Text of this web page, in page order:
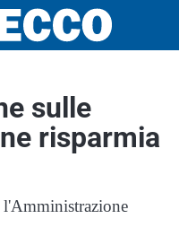
sulle
risparmia
l'Amministrazione